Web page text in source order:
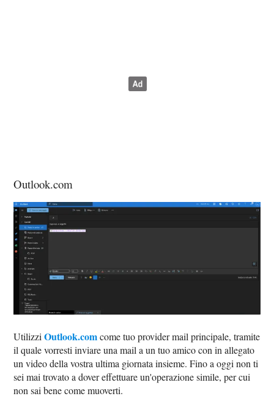
Outlook.com
UtilizziOutlook.comcome tuo provider mail principale, tramite
il quale vorresti inviare una mail a un tuo amico con in allegato
un video della vostra ultima giornata insieme. Fino a oggi non ti
sei mai trovato a dover effettuare un'operazione simile, per cui
non sai bene come muoverti.